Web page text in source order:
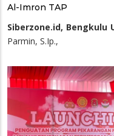
Al-Imron TAP
Siberzone.id, Bengkulu
Parmin, S.Ip.,